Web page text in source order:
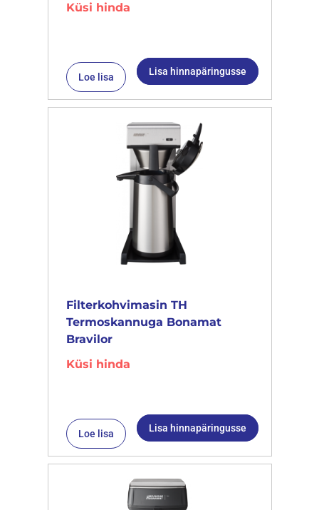
Küsi hinda
Loe lisa Lisa hinnapäringusse
Filterkohvimasin TH
Termoskannuga Bonamat
Bravilor
Küsi hinda
Loe lisa Lisa hinnapäringusse